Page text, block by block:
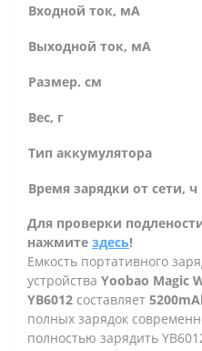
Входной ток, мА
Выходной ток, мА
Размер. см
Вес, г
Тип аккумулятора
Время зарядки от сети, ч
Для проверки
нажмите здесь!
Емкость портативного
устройства Yoobao Magic
YB6012 составляет
полных зарядок
полностью зарядить